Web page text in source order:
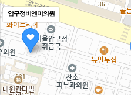
압구정비앤미의원